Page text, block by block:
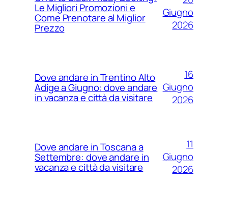
Le Migliori Promozioni e
Come Prenotare al Miglior
Prezzo
Giugno
2026
Dove andare in Trentino Alto
Adige a Giugno: dove andare
in vacanza e città da visitare
16
Giugno
2026
Dove andare in Toscana a
Settembre: dove andare in
vacanza e città da visitare
11
Giugno
2026